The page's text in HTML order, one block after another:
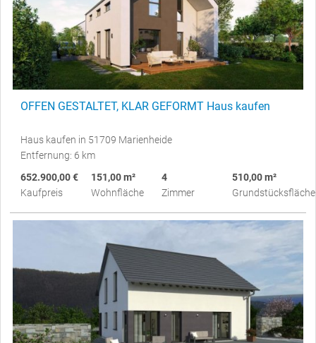
OFFEN GESTALTET, KLAR GEFORMT Haus kaufen
Haus kaufen in 51709 Marienheide
Entfernung: 6 km
652.900,00 €
Kaufpreis
151,00 m²
Wohnfläche
4
Zimmer
510,00 m²
Grundstücksfläche